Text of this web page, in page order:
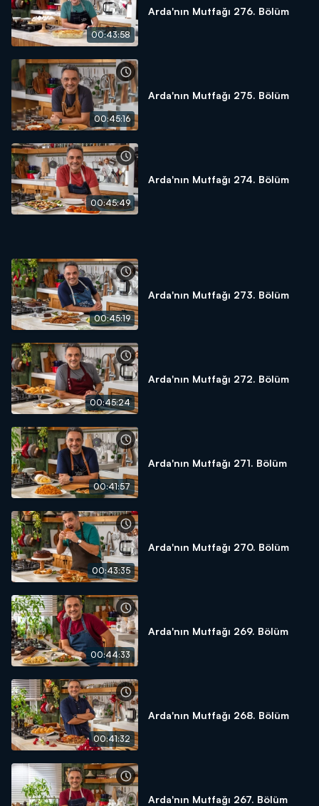
00:43:58
Arda'nın Mutfağı 276. Bölüm
00:45:16
Arda'nın Mutfağı 275. Bölüm
00:45:49
Arda'nın Mutfağı 274. Bölüm
00:45:19
Arda'nın Mutfağı 273. Bölüm
00:45:24
Arda'nın Mutfağı 272. Bölüm
00:41:57
Arda'nın Mutfağı 271. Bölüm
00:43:35
Arda'nın Mutfağı 270. Bölüm
00:44:33
Arda'nın Mutfağı 269. Bölüm
00:41:32
Arda'nın Mutfağı 268. Bölüm
Arda'nın Mutfağı 267. Bölüm